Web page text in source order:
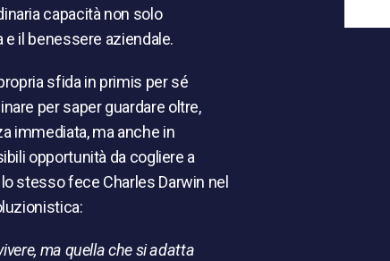
capacità non solo
il benessere aziendale.
sfida in primis per sé
per saper guardare oltre,
immediata, ma anche in
opportunità da cogliere a
lo stesso fece Charles Darwin nel
:
ma quella che si adatta